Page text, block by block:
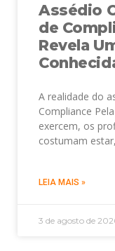
Assédio
de
Revela
A realidade do
Compliance
exercem, os
costumam
LEIA MAIS »
3 de agosto de